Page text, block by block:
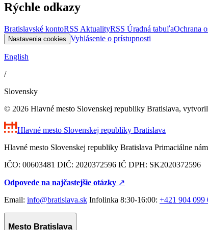
Rýchle odkazy
Bratislavské kontoRSS AktualityRSS Úradná tabuľaOchrana
Nastavenia cookies Vyhlásenie o prístupnosti
English
/
Slovensky
© 2026 Hlavné mesto Slovenskej republiky Bratislava,
Hlavné mesto Slovenskej republiky Bratislava
Hlavné mesto Slovenskej republiky Bratislava Primaciálne
IČO: 00603481 DIČ: 2020372596 IČ DPH: SK2020372596
Odpovede na najčastejšie otázky ↗︎
Email: info@bratislava.sk Infolinka 8:30-16:00: +421 904 099
Mesto Bratislava